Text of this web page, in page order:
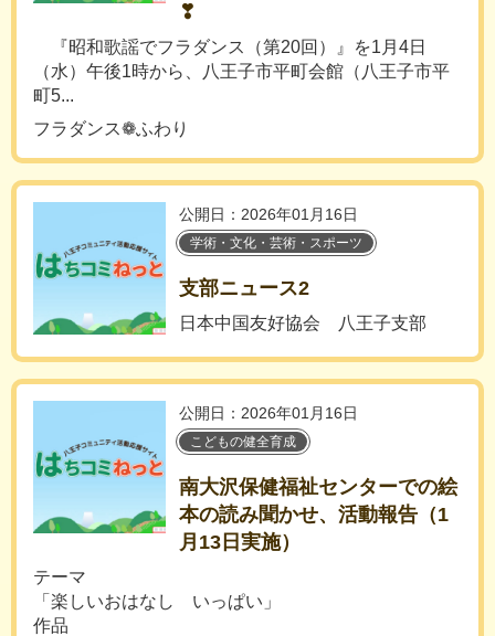
❣
『昭和歌謡でフラダンス（第20回）』を1月4日
（水）午後1時から、八王子市平町会館（八王子市平
町5...
フラダンス❁ふわり
公開日：2026年01月16日
学術・文化・芸術・スポーツ
支部ニュース2
日本中国友好協会 八王子支部
公開日：2026年01月16日
こどもの健全育成
南大沢保健福祉センターでの絵
本の読み聞かせ、活動報告（1
月13日実施）
テーマ
「楽しいおはなし いっぱい」
作品